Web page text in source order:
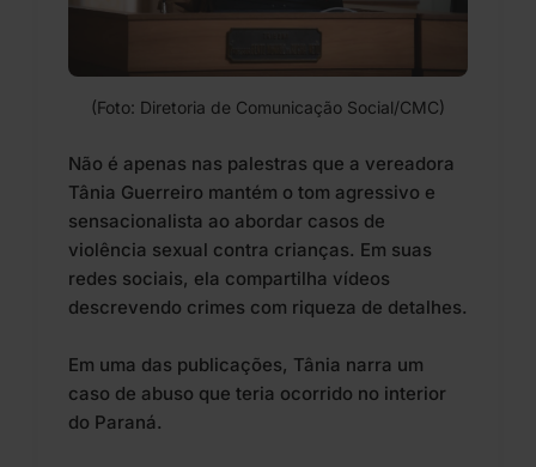
(Foto: Diretoria de Comunicação Social/CMC)
Não é apenas nas palestras que a vereadora
Tânia Guerreiro mantém o tom agressivo e
sensacionalista ao abordar casos de
violência sexual contra crianças. Em suas
redes sociais, ela compartilha vídeos
descrevendo crimes com riqueza de detalhes.
Em uma das publicações, Tânia narra um
caso de abuso que teria ocorrido no interior
do Paraná.